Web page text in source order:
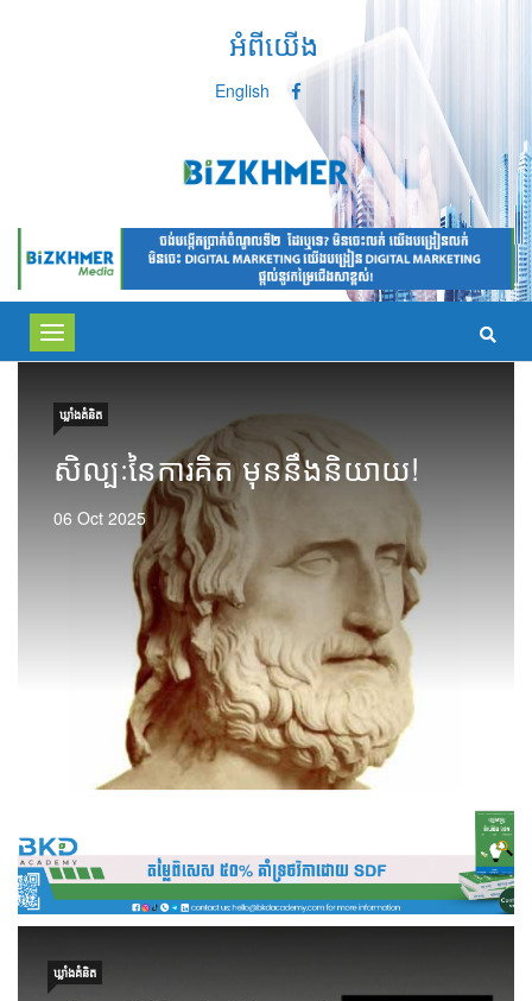
អំពីយើង
English
Toggle
navigation
ឃ្លាំង​គំនិត
សិល្បៈនៃការគិត មុននឹងនិយាយ!
06 Oct 2025
ឃ្លាំង​គំនិត